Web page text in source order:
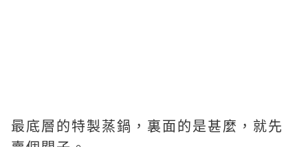
最底層的特製蒸鍋，裏面的是甚麼，就先